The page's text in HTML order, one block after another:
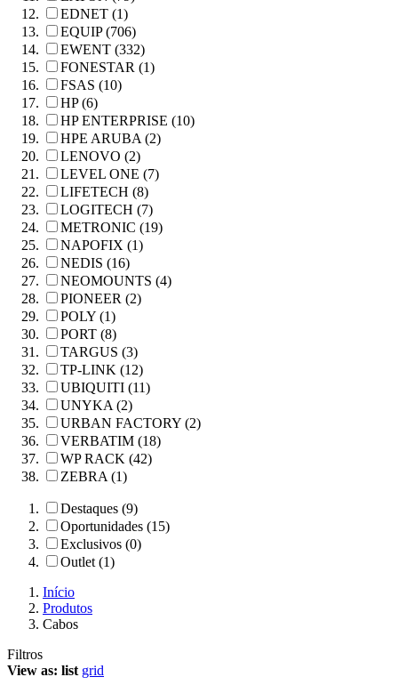
EDNET (1)
EQUIP (706)
EWENT (332)
FONESTAR (1)
FSAS (10)
HP (6)
HP ENTERPRISE (10)
HPE ARUBA (2)
LENOVO (2)
LEVEL ONE (7)
LIFETECH (8)
LOGITECH (7)
METRONIC (19)
NAPOFIX (1)
NEDIS (16)
NEOMOUNTS (4)
PIONEER (2)
POLY (1)
PORT (8)
TARGUS (3)
TP-LINK (12)
UBIQUITI (11)
UNYKA (2)
URBAN FACTORY (2)
VERBATIM (18)
WP RACK (42)
ZEBRA (1)
Destaques (9)
Oportunidades (15)
Exclusivos (0)
Outlet (1)
Início
Produtos
Cabos
Filtros
View as: list grid